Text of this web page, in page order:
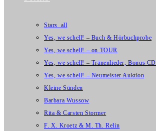
Stars_all
Yes, we schell! – Buch & Hörbuchprobe
Yes, we schell! – on TOUR
Yes, we schell! – Tränenlieder, Bonus CD
Yes, we schell! – Neumeister Auktion
Kleine Sünden
Barbara Wussow
Rita & Carsten Stormer
F. X. Kroetz & M. Th. Relin